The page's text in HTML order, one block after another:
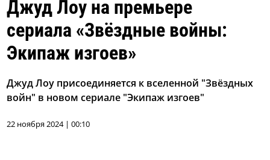
Джуд Лоу на премьере
сериала «Звёздные войны:
Экипаж изгоев»
Джуд Лоу присоединяется к вселенной "Звёздных
войн" в новом сериале "Экипаж изгоев"
22 ноября 2024 | 00:10